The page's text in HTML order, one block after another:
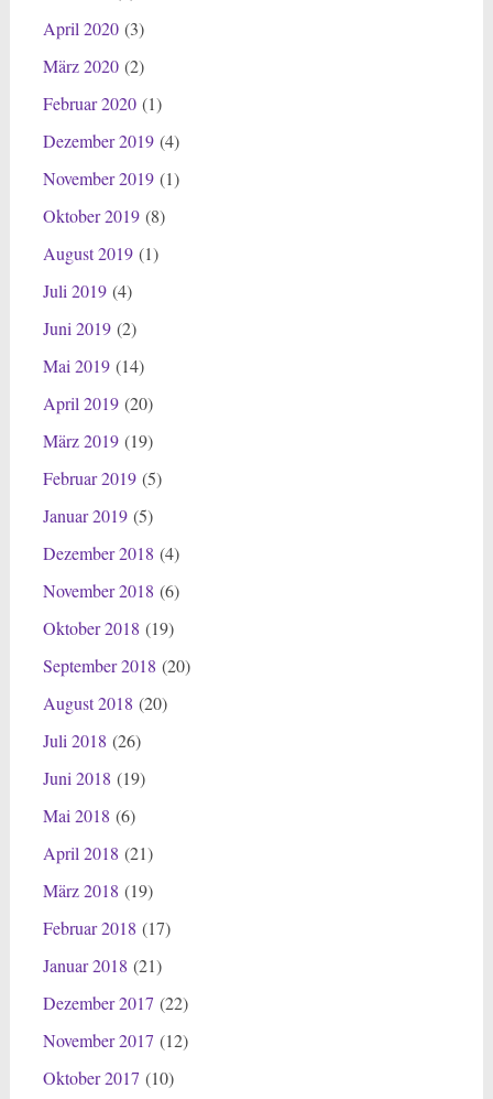
April 2020(3)
März 2020(2)
Februar 2020(1)
Dezember 2019(4)
November 2019(1)
Oktober 2019(8)
August 2019(1)
Juli 2019(4)
Juni 2019(2)
Mai 2019(14)
April 2019(20)
März 2019(19)
Februar 2019(5)
Januar 2019(5)
Dezember 2018 (4)
November 2018 (6)
Oktober 2018 (19)
September 2018 (20)
August 2018 (20)
Juli 2018 (26)
Juni 2018 (19)
Mai 2018 (6)
April 2018 (21)
März 2018 (19)
Februar 2018 (17)
Januar 2018 (21)
Dezember 2017 (22)
November 2017 (12)
Oktober 2017 (10)